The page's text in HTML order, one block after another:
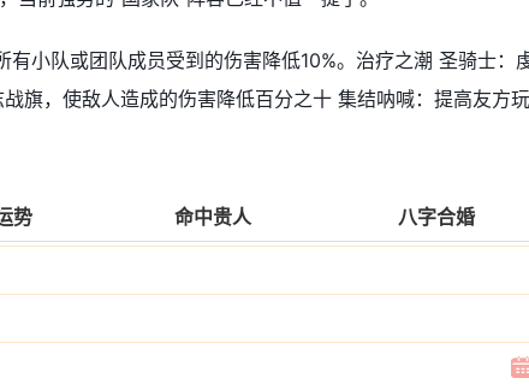
小队或团队成员受到的伤害降低10%。治疗之潮 圣骑士：
旗，使敌人造成的伤害降低百分之十 集结呐喊：提高友方玩
势 命中贵人 八字合婚